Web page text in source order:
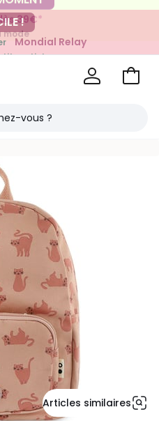
39€*
mode
!
Mondial Relay
articles
Voir
Articles similaires